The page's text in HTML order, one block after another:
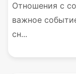
Отношения с
важное
сн...